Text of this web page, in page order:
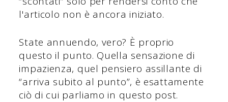
l'articolo non è ancora iniziato.
State annuendo, vero? È proprio
questo il punto. Quella sensazione di
impazienza, quel pensiero assillante di
“arriva subito al punto”, è esattamente
ciò di cui parliamo in questo post.